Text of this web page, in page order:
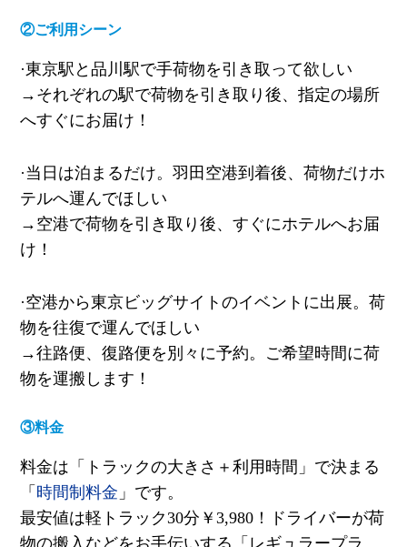
②ご利用シーン
·東京駅と品川駅で手荷物を引き取って欲しい
→ それぞれの駅で荷物を引き取り後、指定の場所
へすぐにお届け！
·当日は泊まるだけ。羽田空港到着後、荷物だけホ
テルへ運んでほしい
→ 空港で荷物を引き取り後、すぐにホテルへお届
け！
·空港から東京ビッグサイトのイベントに出展。荷
物を往復で運んでほしい
→往路便、復路便を別々に予約。ご希望時間に荷
物を運搬します！
③料金
料金は「トラックの大きさ＋利用時間」で決まる
「 時間制料金 」です。
最安値は軽トラック30分￥ 3,980！
ドライバーが荷